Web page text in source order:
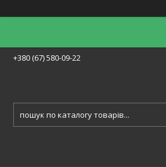
+380 (67) 580-09-22